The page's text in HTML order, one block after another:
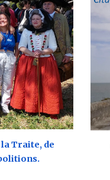
Traite, de